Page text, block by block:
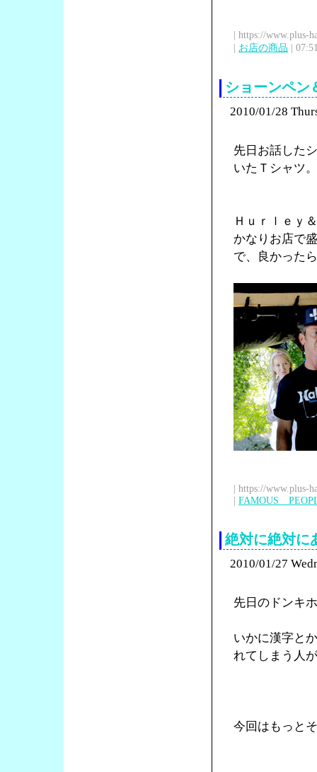
| https://www.plus-
| お店の商品 |
ショーンペン
2010/01/28
先日お話した
いたＴシャツ
Ｈｕｒｌｅｙ
かなりお店で
で、良かった
| https://www.plus-
| FAMOUS
絶対に絶対に
2010/01/27
先日のドンキ
いかに漢字と
れてしまう人
今回はもっと